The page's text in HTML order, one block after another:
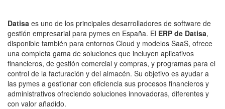
Datisa es uno de los principales desarrolladores de software de
gestión empresarial para pymes en España. El ERP de Datisa,
disponible también para entornos Cloud y modelos SaaS, ofrece
una completa gama de soluciones que incluyen aplicativos
financieros, de gestión comercial y compras, y programas para el
control de la facturación y del almacén. Su objetivo es ayudar a
las pymes a gestionar con eficiencia sus procesos financieros y
administrativos ofreciendo soluciones innovadoras, diferentes y
con valor añadido.